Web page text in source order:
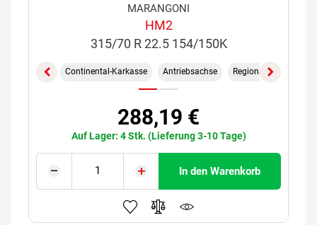
MARANGONI
HM2
315/70 R 22.5 154/150K
Continental-Karkasse Antriebsachse Regional
288,19 €
Auf Lager: 4 Stk. (Lieferung 3-10 Tage)
In den Warenkorb